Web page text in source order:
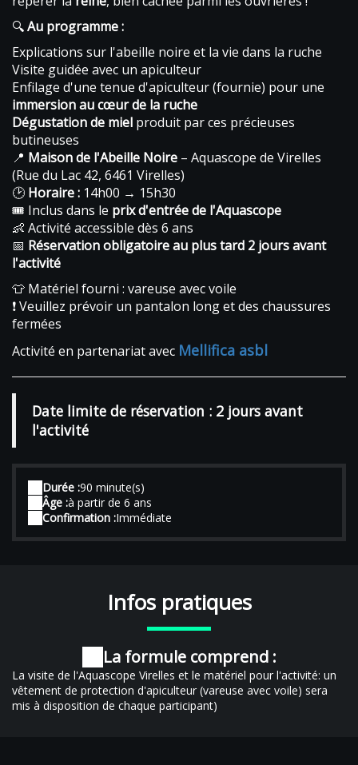
🔍Au programme :
Explications sur l'abeille noire et la vie dans la ruche
Visite guidée avec un apiculteur
Enfilage d'une tenue d'apiculteur (fournie) pour une
immersion au cœur de la ruche
Dégustation de miel produit par ces précieuses
butineuses
📍 Maison de l'Abeille Noire – Aquascope de Virelles
(Rue du Lac 42, 6461 Virelles)
🕑 Horaire : 14h00 → 15h30
🎟 Inclus dans le prix d'entrée de l'Aquascope
👶 Activité accessible dès 6 ans
📅 Réservation obligatoire au plus tard 2 jours avant
l'activité
👕 Matériel fourni : vareuse avec voile
❗ Veuillez prévoir un pantalon long et des chaussures
fermées
Activité en partenariat avec Mellifica asbl
Date limite de réservation : 2 jours avant
l'activité
Durée :90 minute(s)
Âge :à partir de 6 ans
Confirmation :Immédiate
Infos pratiques
La formule comprend :
La visite de l'Aquascope Virelles et le matériel pour l'activité: un
vêtement de protection d'apiculteur (vareuse avec voile) sera
mis à disposition de chaque participant)